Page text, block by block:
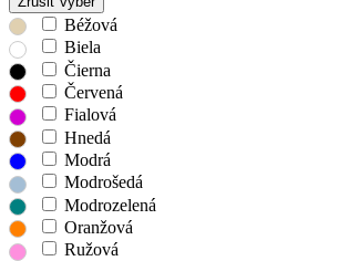
Béžová
Biela
Čierna
Červená
Fialová
Hnedá
Modrá
Modrošedá
Modrozelená
Oranžová
Ružová